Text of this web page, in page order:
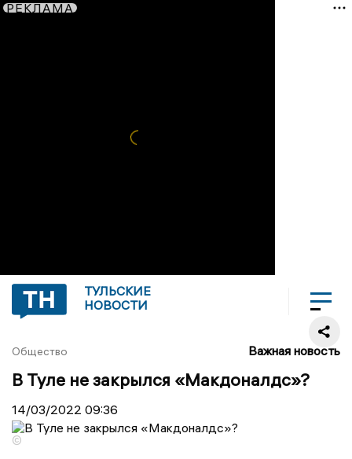
РЕКЛАМА
ТУЛЬСКИЕ
НОВОСТИ
Общество Важная новость
В Туле не закрылся «Макдоналдс»?
14/03/2022 09:36
©